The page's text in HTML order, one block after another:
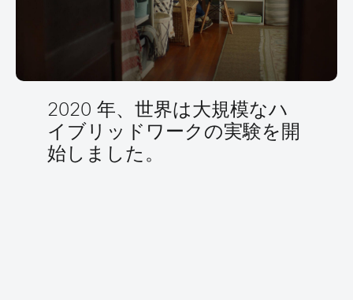
2020 年、世界は大規模なハ
イブリッドワークの実験を開
始しました。
ハイブリッドワークについて次の段階に進む準備ができ
たら、そこからはシスコがお手伝いします。シスコはハ
イブリッドワークに関するすべてのソリューションとサ
ービスの基盤に、多面的な戦略を組み込んでいます。
最適なハイブリッドワークを
構築しましょう
功